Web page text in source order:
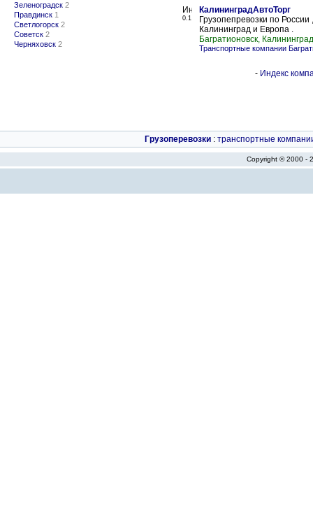
Зеленоградск 2
Правдинск 1
Светлогорск 2
Советск 2
Черняховск 2
0.1
КалининградАвтоТорг
Грузопепревозки по
Калининград и Европа .
Багратионовск,
Транспортные компании
- Индекс
Грузоперевозки : транспортные
Copyright © 2000 -